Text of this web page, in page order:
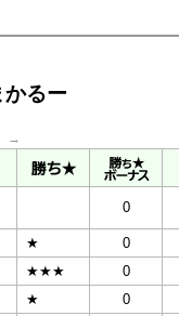
かるー
→
0
★
0
★★★
0
★
0